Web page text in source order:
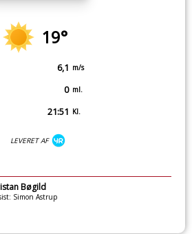
19°
6,1 m/s
0 ml.
21:51 Kl.
LEVERET AF
Bøgild
Simon Astrup